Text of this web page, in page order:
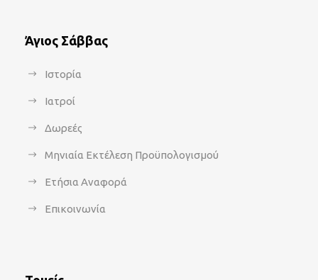
Άγιος Σάββας
Ιστορία
Ιατροί
Δωρεές
Μηνιαία Εκτέλεση Προϋπολογισμού
Ετήσια Αναφορά
Επικοινωνία